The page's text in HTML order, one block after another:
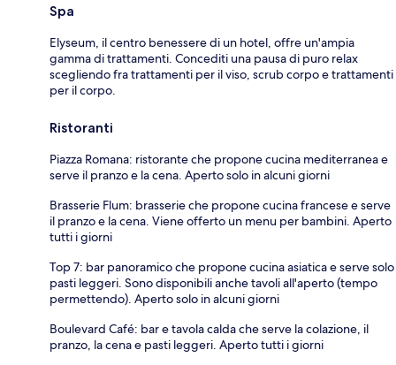
Spa
Elyseum, il centro benessere di un hotel, offre un'ampia
gamma di trattamenti. Concediti una pausa di puro relax
scegliendo fra trattamenti per il viso, scrub corpo e trattamenti
per il corpo.
Ristoranti
Piazza Romana: ristorante che propone cucina mediterranea e
serve il pranzo e la cena. Aperto solo in alcuni giorni
Brasserie Flum: brasserie che propone cucina francese e serve
il pranzo e la cena. Viene offerto un menu per bambini. Aperto
tutti i giorni
Top 7: bar panoramico che propone cucina asiatica e serve solo
pasti leggeri. Sono disponibili anche tavoli all'aperto (tempo
permettendo). Aperto solo in alcuni giorni
Boulevard Café: bar e tavola calda che serve la colazione, il
pranzo, la cena e pasti leggeri. Aperto tutti i giorni